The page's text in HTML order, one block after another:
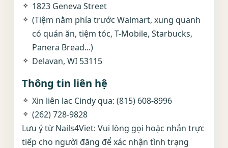
1823 Geneva Street
(Tiệm nằm phía trước Walmart, xung quanh
có quán ăn, tiệm tóc, T-Mobile, Starbucks,
Panera Bread...)
Delavan, WI 53115
Thông tin liên hệ
Xin liên lac Cindy qua: (815) 608-8996
(262) 728-9828
Lưu ý từ Nails4Viet: Vui lòng gọi hoặc nhắn trực
tiếp cho người đăng để xác nhận tình trạng